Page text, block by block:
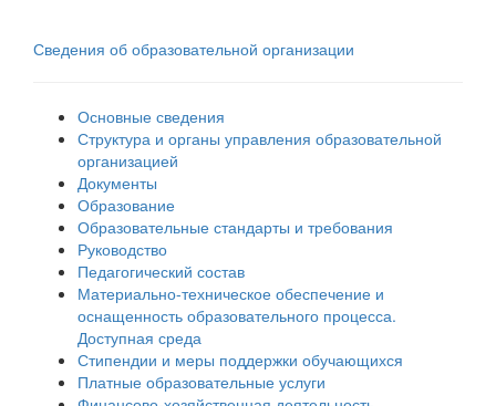
Сведения об образовательной организации
Основные сведения
Структура и органы управления образовательной
организацией
Документы
Образование
Образовательные стандарты и требования
Руководство
Педагогический состав
Материально-техническое обеспечение и
оснащенность образовательного процесса.
Доступная среда
Стипендии и меры поддержки обучающихся
Платные образовательные услуги